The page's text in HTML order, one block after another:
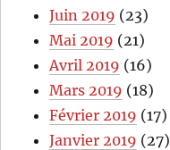
Juin 2019 (23)
Mai 2019 (21)
Avril 2019 (16)
Mars 2019 (18)
Février 2019 (17)
Janvier 2019 (27)